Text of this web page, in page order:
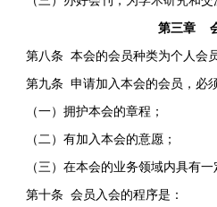
第三章
第八条 本会的会员种类为个人会员
第九条 申请加入本会的会员，必
（一）拥护本会的章程；
（二）有加入本会的意愿；
（三）在本会的业务领域内具有一
第十条 会员入会的程序是：